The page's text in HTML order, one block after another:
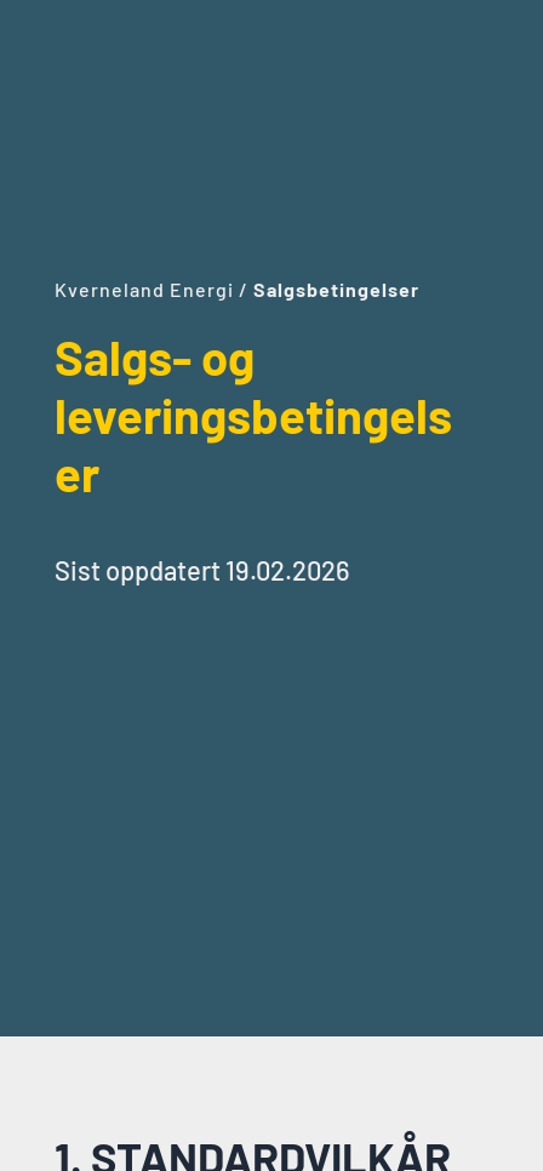
Kverneland Energi / Salgsbetingelser
Salgs- og
leveringsbetingels
er
Sist oppdatert 19.02.2026
1. STANDARDVILKÅR